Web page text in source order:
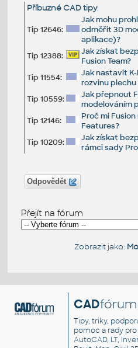
Příbuzné CAD tipy:
Tip 12646:
Jak mohu
odměřit 3D
aplikace)?
Tip 12388:
Jak získat
Fusion Team?
Tip 11554:
Jak nastavit
rozvinu plechu
Tip 10559:
Jak přepnout
modelováním
Tip 12146:
Proč mi
Features?
Tip 10209:
Jak získat
rámci sady
Odpovědět
Přejít na fórum
Zobrazit jako:
CADfórum
Tipy, triky,
pomoc a rady pro
AutoCAD, LT,